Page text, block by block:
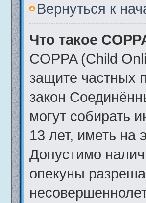
Вернуться к
Что такое
COPPA (Child
защите частных
закон
могут собирать
13 лет, иметь на
Допустимо
опекуны